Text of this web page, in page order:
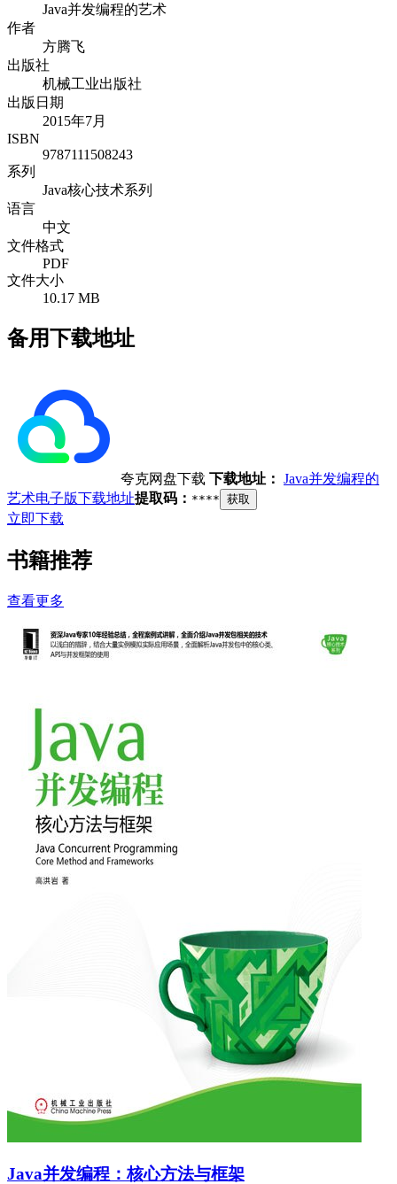
Java并发编程的艺术
作者
方腾飞
出版社
机械工业出版社
出版日期
2015年7月
ISBN
9787111508243
系列
Java核心技术系列
语言
中文
文件格式
PDF
文件大小
10.17 MB
备用下载地址
夸克网盘下载 下载地址： Java并发编程的
艺术电子版下载地址提取码： **** 获取
立即下载
书籍推荐
查看更多
Java并发编程：核心方法与框架